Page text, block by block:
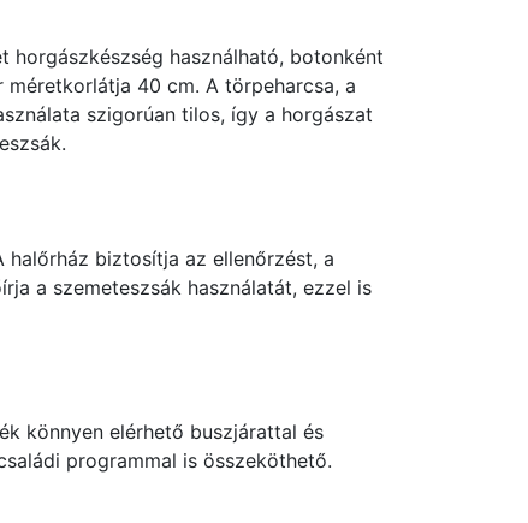
használható, botonként
40 cm. A törpeharcsa, a
szigorúan tilos, így a horgászat
biztosítja az ellenőrzést, a
a szemeteszsák használatát, ezzel is
könnyen elérhető buszjárattal és
programmal is összeköthető.